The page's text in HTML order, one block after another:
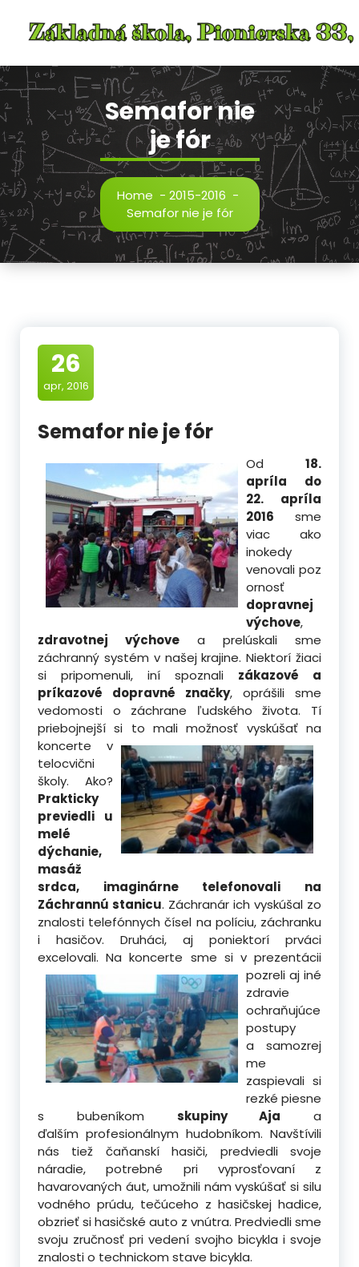
content
Semafor nie
je fór
Home - 2015-2016 -
Semafor nie je fór
26
apr, 2016
Semafor nie je fór
Od 18.
apríla do
22. apríla
2016 sme
viac ako
inokedy
venovali poz
ornosť
dopravnej
výchove,
zdravotnej výchove a prelúskali sme
záchranný systém v našej krajine. Niektorí žiaci
si pripomenuli, iní spoznali zákazové a
príkazové dopravné značky, oprášili sme
vedomosti o záchrane ľudského života. Tí
priebojnejší si to malimožnosť vyskúšať na
koncerte v
telocvični
školy. Ako?
Prakticky
previedli u
melé
dýchanie,
masáž
srdca, imaginárne telefonovali na
Záchrannú stanicu. Záchranár ich vyskúšal zo
znalosti telefónnych čísel na políciu, záchranku
i hasičov. Druháci, aj poniektorí prváci
excelovali. Na koncerte sme si v prezentácii
pozreli aj iné
zdravie
ochraňujúce
postupy
a samozrej
me
zaspievali si
rezké piesne
s bubeníkom skupiny Aja a
ďalším profesionálnym hudobníkom. Navštívili
nás tiež čaňanskí hasiči, predviedli svoje
náradie, potrebné pri vyprosťovaní z
havarovaných áut, umožnili nám vyskúšať si silu
vodného prúdu, tečúceho z hasičskej hadice,
obzrieť si hasičské auto z vnútra. Predviedli sme
svoju zručnosť pri vedení svojho bicykla i svoje
znalosti o technickom stave bicykla.